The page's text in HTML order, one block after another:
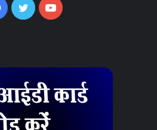
Facebook
TwitterYouTube